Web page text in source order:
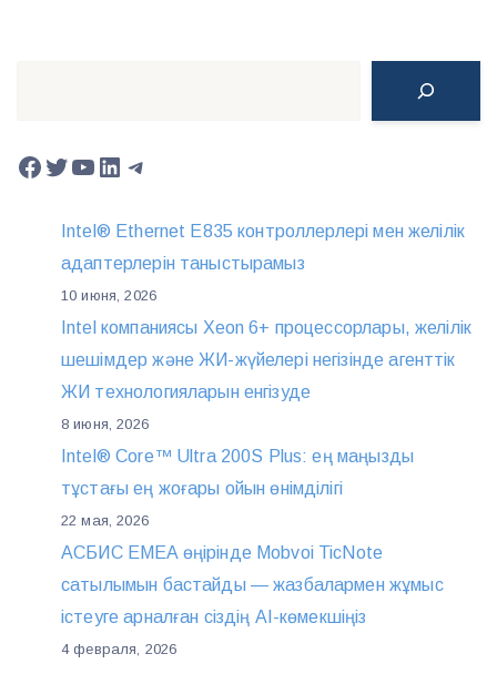
Facebook
Twitter
YouTube
LinkedIn
Telegram
Intel® Ethernet E835 контроллерлері мен желілік
адаптерлерін таныстырамыз
10 июня, 2026
Intel компаниясы Xeon 6+ процессорлары, желілік
шешімдер және ЖИ-жүйелері негізінде агенттік
ЖИ технологияларын енгізуде
8 июня, 2026
Intel® Core™ Ultra 200S Plus: ең маңызды
тұстағы ең жоғары ойын өнімділігі
22 мая, 2026
АСБИС EMEA өңірінде Mobvoi TicNote
сатылымын бастайды — жазбалармен жұмыс
істеуге арналған сіздің AI-көмекшіңіз
4 февраля, 2026